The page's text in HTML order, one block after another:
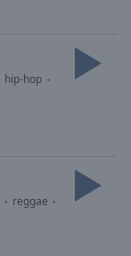
hip-hop
reggae